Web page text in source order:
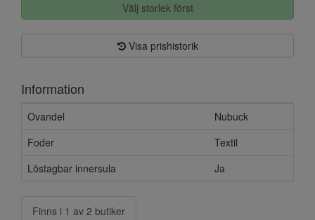
Välj storlek först
Visa prishistorik
Information
Ovandel
Nubuck
Foder
Textil
Löstagbar innersula
Ja
Finns i 1 av 2 butiker